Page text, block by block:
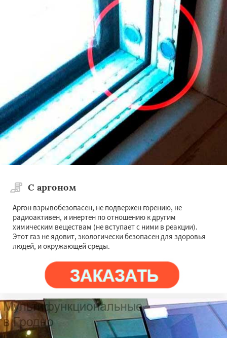
Работаем по
регионам
×
Лида Слоним Волковыск
Сморгонь
Новогрудок Мосты Берёзовка Дятлово
Ивье Островец Ошмяны Свислочь
Скидель
Щучин
С аргоном
Аргон взрывобезопасен, не подвержен горению, не
радиоактивен, и инертен по отношению к другим
химическим веществам (не вступает с ними в реакции).
Этот газ не ядовит, экологически безопасен для здоровья
людей, и окружающей среды.
×
Даю согласие на обработку персональных данных